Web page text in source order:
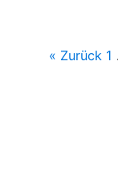
« Zurück 1